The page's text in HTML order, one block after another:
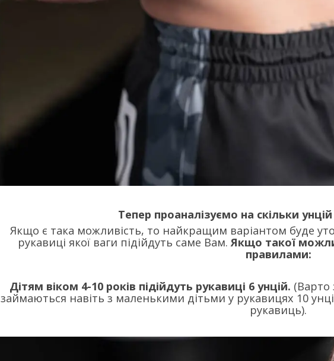
Тепер проаналізуємо на скільки
Якщо є така можливість, то найкращим варіантом буде
рукавиці якої ваги підійдуть саме Вам. Якщо такої
правилами:
Дітям віком 4-10 років підійдуть рукавиці 6 унцій. (Варто
займаються навіть з маленькими дітьми у рукавицях 10
рукавиць).